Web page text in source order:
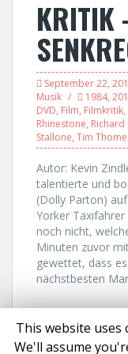
KRITIK
September 22,
Musik
1984,
DVD, Film, Filmkritik,
Rhinestone,
Stallone, Tim
Autor: Kevin
talentierte und
(Dolly Parton)
Yorker
noch nicht,
Minuten zuvor
gewettet, dass
nächstbesten
This website uses
We'll assume